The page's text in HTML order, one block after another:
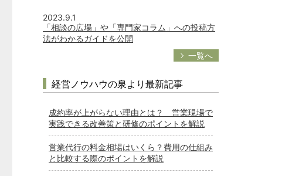
2023.9.1
「相談の広場」や「専門家コラム」への投稿方
法がわかるガイドを公開
一覧へ
経営ノウハウの泉より最新記事
成約率が上がらない理由とは？ 営業現場で
実践できる改善策と研修のポイントを解説
営業代行の料金相場はいくら？費用の仕組み
と比較する際のポイントを解説